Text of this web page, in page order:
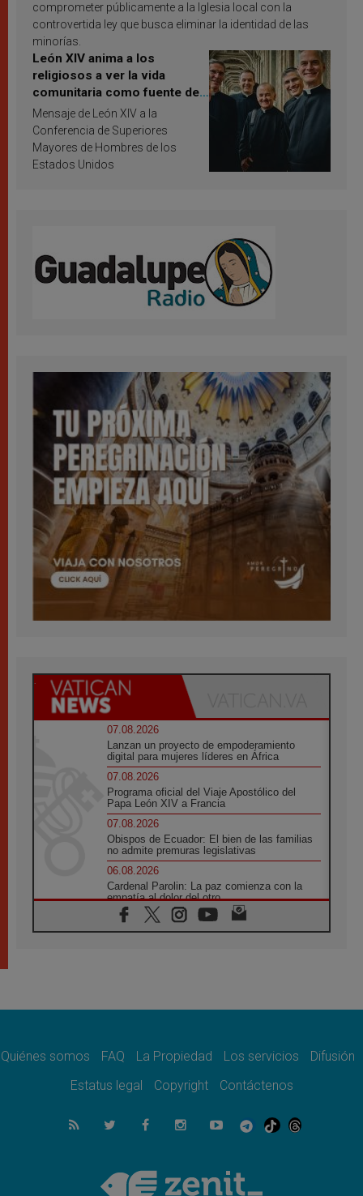
comprometer públicamente a la Iglesia local con la
controvertida ley que busca eliminar la identidad de las
minorías.
León XIV anima a los
religiosos a ver la vida
comunitaria como fuente de
inspiración y santificación
Mensaje de León XIV a la
Conferencia de Superiores
Mayores de Hombres de los
Estados Unidos
07.08.2026
Lanzan un proyecto de empoderamiento
digital para mujeres líderes en África
07.08.2026
Programa oficial del Viaje Apostólico del
Papa León XIV a Francia
07.08.2026
Obispos de Ecuador: El bien de las familias
no admite premuras legislativas
06.08.2026
Cardenal Parolin: La paz comienza con la
empatía al dolor del otro
06.08.2026
Fray Marco Vianelli: Aprender el Evangelio
06.08.2026
06.08.2026
medio de tensiones y ataques en el sur del
06.08.2026
Hiroshima y Nagasaki, 81 años después.
Pizzaballa en Asís: los cristianos quieren
paz
Quiénes somos FAQ La Propiedad Los servicios
Difusión
Estatus legal
Copyright Contáctenos